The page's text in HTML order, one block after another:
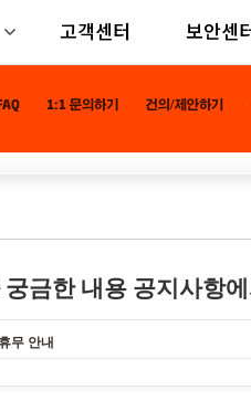
고객센터 보안센
금한 내용 공지사항
무 안내